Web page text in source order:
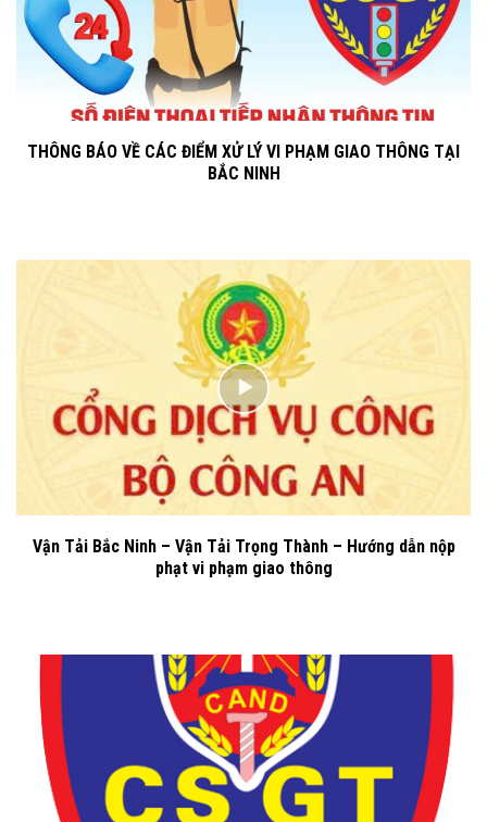
THÔNG BÁO VỀ CÁC ĐIỂM XỬ LÝ VI PHẠM GIAO THÔNG TẠI
BẮC NINH
Vận Tải Bắc Ninh – Vận Tải Trọng Thành – Hướng dẫn nộp
phạt vi phạm giao thông